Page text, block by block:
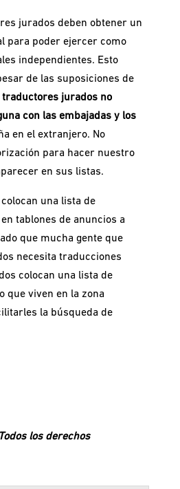
jurados deben obtener un
para poder ejercer como
independientes. Esto
de las suposiciones de
traductores jurados no
con las embajadas y los
en el extranjero. No
para hacer nuestro
en sus listas.
una lista de
tablones de anuncios a
que mucha gente que
necesita traducciones
colocan una lista de
que viven en la zona
la búsqueda de
Todos los derechos